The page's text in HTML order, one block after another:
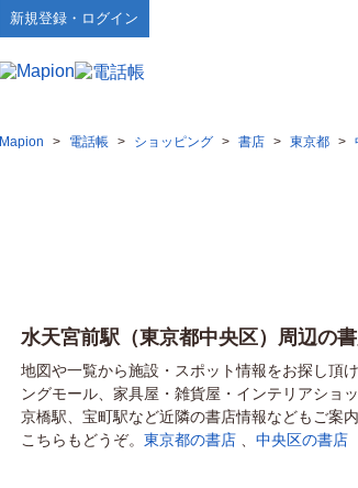
新規登録・ログイン
Mapion > 電話帳 > ショッピング > 書店 > 東京都 >
水天宮前駅（東京都中央区）周辺の
地図や一覧から施設・スポット情報をお探し頂
ングモール、家具屋・雑貨屋・インテリアショ
京橋駅、宝町駅など近隣の書店情報などもご案内
こちらもどうぞ。 東京都の書店 中央区の書店